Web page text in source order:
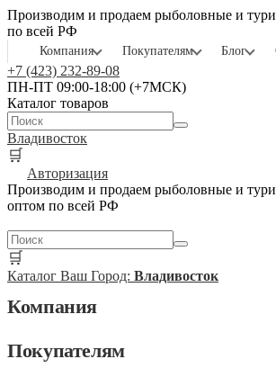
Производим и продаем рыболовные и
по всей РФ
Компания Покупателям Блог
+7 (423) 232-89-08
ПН-ПТ 09:00-18:00 (+7МСК)
Каталог товаров
Владивосток
🛒
Авторизация
Производим и продаем рыболовные и
оптом по всей РФ
🛒
Каталог Ваш Город: Владивосток
Компания
Покупателям